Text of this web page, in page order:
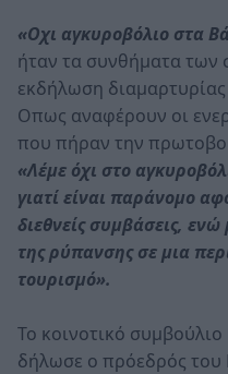
«Οχι αγκυροβόλιο στα
ήταν τα συνθήματα των
εκδήλωση
Οπως αναφέρουν οι
που πήραν την
«Λέμε όχι στο
γιατί είναι παράνομο
διεθνείς συμβάσεις, ενώ
της ρύπανσης σε μια
τουρισμό».
Το κοινοτικό
δήλωσε ο πρόεδρός του